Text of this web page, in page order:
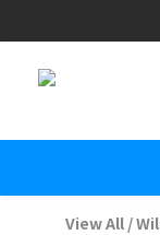
View All /